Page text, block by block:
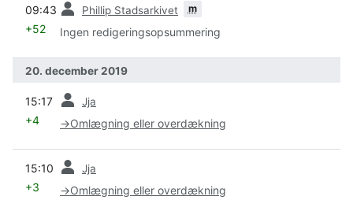
09:43 Phillip Stadsarkivet m
+52 Ingen redigeringsopsummering
20. december 2019
15:17 Jja
+4 →Omlægning eller overdækning
15:10 Jja
+3 →Omlægning eller overdækning